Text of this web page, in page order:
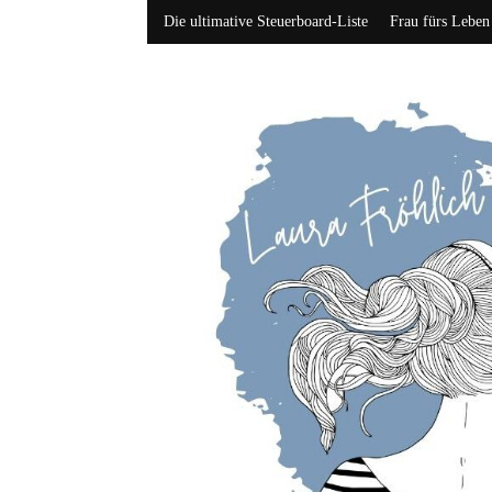
Die ultimative Steuerboard-Liste Frau fürs Leben